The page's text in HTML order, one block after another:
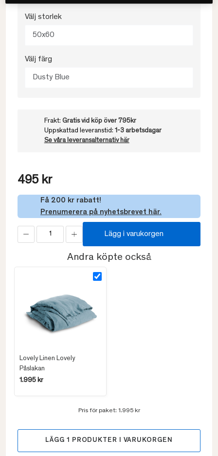
Välj storlek
50x60
Välj färg
Dusty Blue
Frakt: Gratis vid köp över 795kr
Uppskattad leveranstid: 1-3 arbetsdagar
Se våra leveransalternativ här
495 kr
Få 200 kr rabatt!
Prenumerera på nyhetsbrevet här.
Lägg i varukorgen
Andra köpte också
Lovely Linen Lovely
Påslakan
1.995 kr
Pris för paket: 1.995 kr
LÄGG 1 PRODUKTER I VARUKORGEN